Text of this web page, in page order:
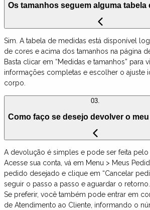
Os tamanhos seguem alguma tabela
Sim. A tabela de medidas está disponível
de cores e acima dos tamanhos na página
Basta clicar em “Medidas e tamanhos” para
informações completas e escolher o ajuste
corpo.
03.
Como faço se desejo devolver o
A devolução é simples e pode ser feita
Acesse sua conta, vá em Menu > Meus
pedido desejado e clique em “Cancelar
seguir o passo a passo e aguardar o retorno.
Se preferir, você também pode entrar em
de Atendimento ao Cliente, informando o